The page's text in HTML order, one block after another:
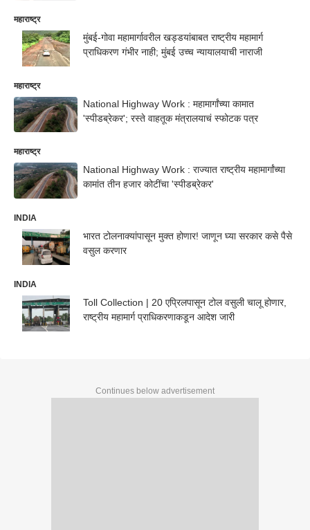
महाराष्ट्र
मुंबई-गोवा महामार्गावरील खड्डयांबाबत राष्ट्रीय महामार्ग
प्राधिकरण गंभीर नाही; मुंबई उच्च न्यायालयाची नाराजी
महाराष्ट्र
National Highway Work : महामार्गांच्या कामात
'स्पीडब्रेकर'; रस्ते वाहतूक मंत्रालयाचं स्फोटक पत्र
महाराष्ट्र
National Highway Work : राज्यात राष्ट्रीय महामार्गांच्या
कामांत तीन हजार कोटींचा 'स्पीडब्रेकर'
INDIA
भारत टोलनाक्यांपासून मुक्त होणार! जाणून घ्या सरकार कसे पैसे
वसुल करणार
INDIA
Toll Collection | 20 एप्रिलपासून टोल वसुली चालू होणार,
राष्ट्रीय महामार्ग प्राधिकरणाकडून आदेश जारी
Continues below advertisement